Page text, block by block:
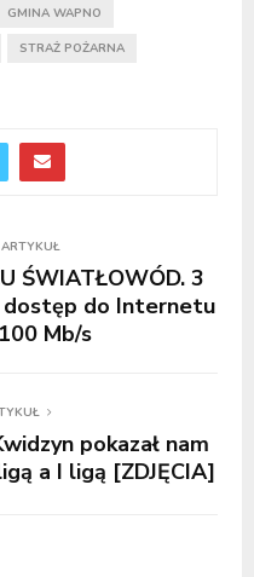
GMINA WAPNO
STRAŻ POŻARNA
ŚWIATŁOWÓD. 3
do Internetu
Mb/s
pokazał nam
a I ligą [ZDJĘCIA]